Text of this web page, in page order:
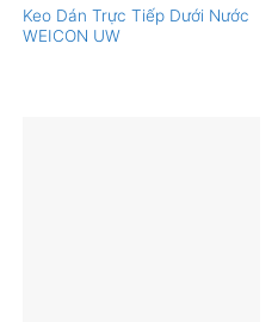
Keo Dán Trực Tiếp Dưới Nước
WEICON UW